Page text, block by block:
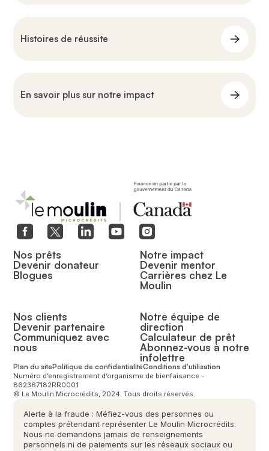
Histoires de réussite
En savoir plus sur notre impact
Nos prêts
Devenir donateur
Blogues
Notre impact
Devenir mentor
Carrières chez Le
Moulin
Nos clients
Devenir partenaire
Communiquez avec
nous
Notre équipe de
direction
Calculateur de prêt
Abonnez-vous à notre
infolettre
Numéro d’enregistrement d’organisme de bienfaisance -
862367182RR0001
© Le Moulin Microcrédits, 2024. Tous droits réservés.
Plan du sitePolitique de confidentialitéConditions d'utilisation
Alerte à la fraude : Méfiez-vous des personnes ou
comptes prétendant représenter Le Moulin Microcrédits.
Nous ne demandons jamais de renseignements
personnels ni de paiements sur les réseaux sociaux ou